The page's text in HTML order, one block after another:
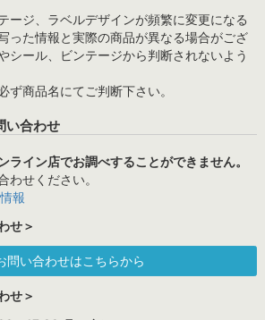
ージ、ラベルデザインが頻繁に変更になる
った情報と実際の商品が異なる場合がござ
シール、ビンテージから判断されないよう
ず商品名にてご判断下さい。
い合わせ
ライン店でお調べすることができません。
わせください。
報
せ＞
問い合わせはこちらから
せ＞